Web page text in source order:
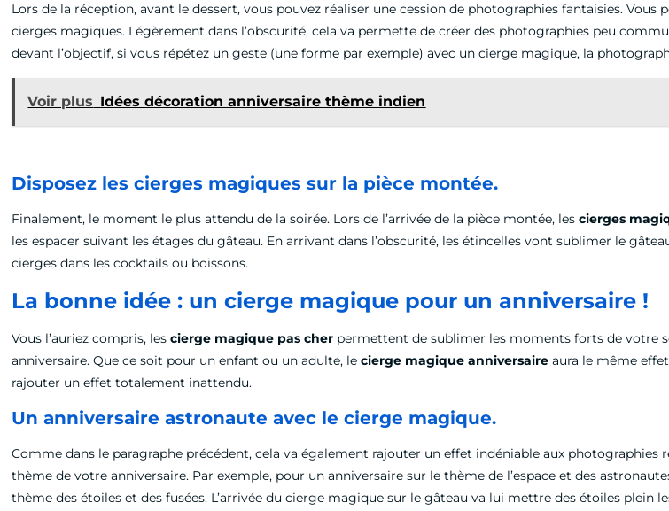
Lors de la réception, avant le dessert, vous pouvez réaliser une cession de photographies fantaisies.
cierges magiques. Légèrement dans l’obscurité, cela va permette de créer des photographies peu
devant l’objectif, si vous répétez un geste (une forme par exemple) avec un cierge magique, la
Voir plus Idées décoration anniversaire thème indien
Disposez les cierges magiques sur la pièce montée.
Finalement, le moment le plus attendu de la soirée. Lors de l’arrivée de la pièce montée, lescierges
les espacer suivant les étages du gâteau. En arrivant dans l’obscurité, les étincelles vont sublimer le
cierges dans les cocktails ou boissons.
La bonne idée : un cierge magique pour un anniversaire !
Vous l’auriez compris, lescierge magique pas cher permettent de sublimer les moments forts de votre
anniversaire. Que ce soit pour un enfant ou un adulte, lecierge magique anniversaire aura le même
rajouter un effet totalement inattendu.
Un anniversaire astronaute avec le cierge magique.
Comme dans le paragraphe précédent, cela va également rajouter un effet indéniable aux
thème de votre anniversaire. Par exemple, pour un anniversaire sur le thème de l’espace et des
thème des étoiles et des fusées. L’arrivée du cierge magique sur le gâteau va lui mettre des étoiles plein